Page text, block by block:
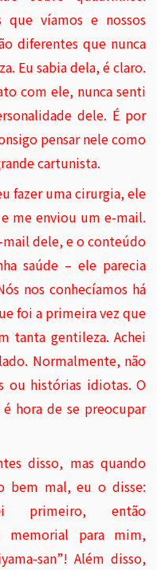
que víamos e nossos
diferentes que nunca
Eu sabia dela, é claro.
com ele, nunca senti
dele. É por
pensar nele como
cartunista.
fazer uma cirurgia, ele
me enviou um e-mail.
dele, e o conteúdo
saúde – ele parecia
nos conhecíamos há
foi a primeira vez que
tanta gentileza. Achei
Normalmente, não
ou histórias idiotas. O
hora de se preocupar
disso, mas quando
bem mal, eu o disse:
primeiro, então
memorial para mim,
san”! Além disso,